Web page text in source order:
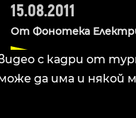
15.08.2011
От Фонотека
с кадри от
да има и някой